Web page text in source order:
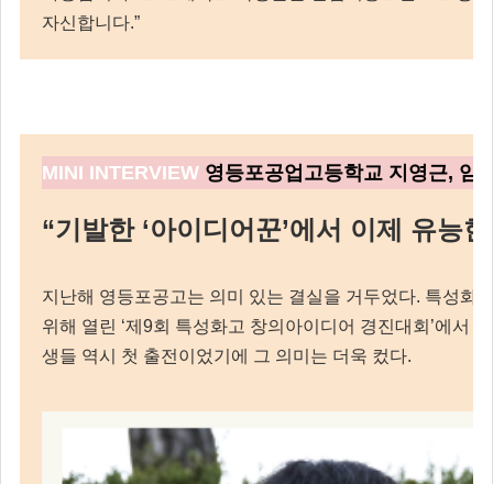
자신합니다.”
MINI INTERVIEW 영등포공업고등학교 지영근, 임
“기발한 ‘아이디어꾼’에서 이제 유능
지난해 영등포공고는 의미 있는 결실을 거두었다. 특성화
위해 열린 ‘제9회 특성화고 창의아이디어 경진대회’에서
생들 역시 첫 출전이었기에 그 의미는 더욱 컸다.